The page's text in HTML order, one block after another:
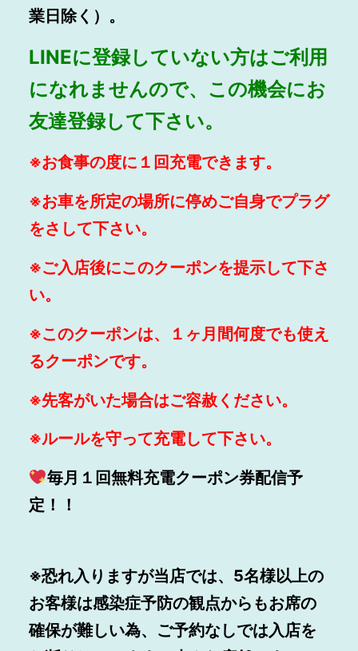
業日除く）。
LINEに登録していない方はご利用
になれませんので、この機会にお
友達登録して下さい。
※お食事の度に１回充電できます。
※お車を所定の場所に停めご自身でプラグ
をさして下さい。
※ご入店後にこのクーポンを提示して下さ
い。
※このクーポンは、１ヶ月間何度でも使え
るクーポンです。
※先客がいた場合はご容赦ください。
※ルールを守って充電して下さい。
毎月１回無料充電クーポン券配信予
定！！
※恐れ入りますが当店では、5名様以上の
お客様は感染症予防の観点からもお席の
確保が難しい為、ご予約なしでは入店を